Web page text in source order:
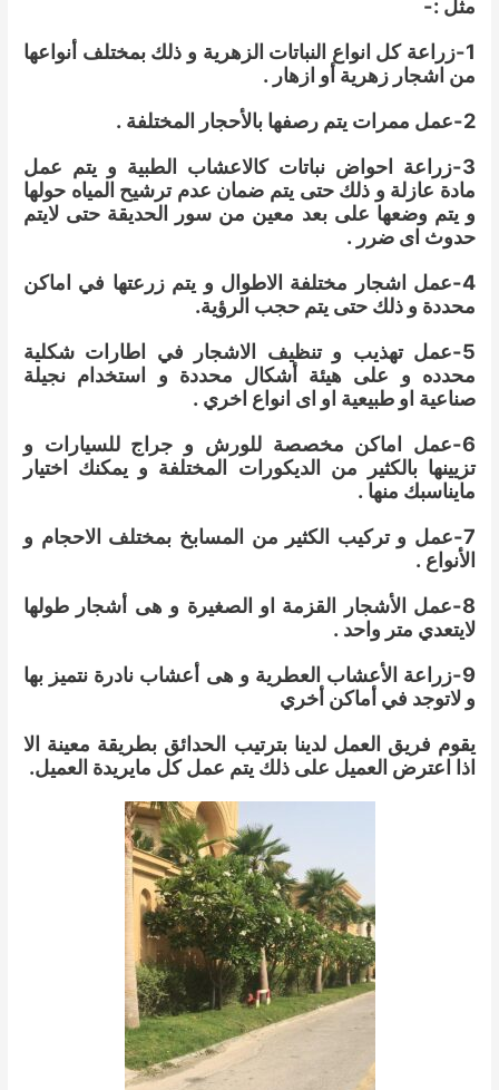
مثل :-
1-زراعة كل انواع النباتات الزهرية و ذلك بمختلف أنواعها
من اشجار زهرية أو ازهار .
2-عمل ممرات يتم رصفها بالأحجار المختلفة .
3-زراعة احواض نباتات كالاعشاب الطبية و يتم عمل
مادة عازلة و ذلك حتى يتم ضمان عدم ترشيح المياه حولها
و يتم وضعها على بعد معين من سور الحديقة حتى لايتم
حدوث اى ضرر .
4-عمل اشجار مختلفة الاطوال و يتم زرعتها في اماكن
محددة و ذلك حتى يتم حجب الرؤية.
5-عمل تهذيب و تنظيف الاشجار في اطارات شكلية
محدده و على هيئة أشكال محددة و استخدام نجيلة
صناعية او طبيعية او اى انواع اخري .
6-عمل اماكن مخصصة للورش و جراج للسيارات و
تزيينها بالكثير من الديكورات المختلفة و يمكنك اختيار
مايناسبك منها .
7-عمل و تركيب الكثير من المسابخ بمختلف الاحجام و
الأنواع .
8-عمل الأشجار القزمة او الصغيرة و هى أشجار طولها
لايتعدي متر واحد .
9-زراعة الأعشاب العطرية و هى أعشاب نادرة نتميز بها
و لاتوجد في أماكن أخري
يقوم فريق العمل لدينا بترتيب الحدائق بطريقة معينة الا
اذا اعترض العميل على ذلك يتم عمل كل مايريدة العميل.